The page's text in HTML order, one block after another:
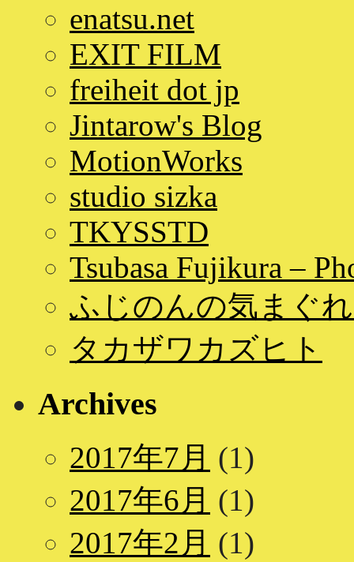
enatsu.net
EXIT FILM
freiheit dot jp
Jintarow's Blog
MotionWorks
studio sizka
TKYSSTD
Tsubasa Fujikura –
ふじのんの気まぐ
タカザワカズヒト
Archives
2017年7月 (1)
2017年6月 (1)
2017年2月 (1)